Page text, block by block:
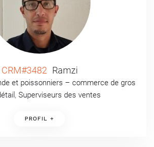
CRM#3482 Ramzi
et poissonniers – commerce de gros
, Superviseurs des ventes
PROFIL +